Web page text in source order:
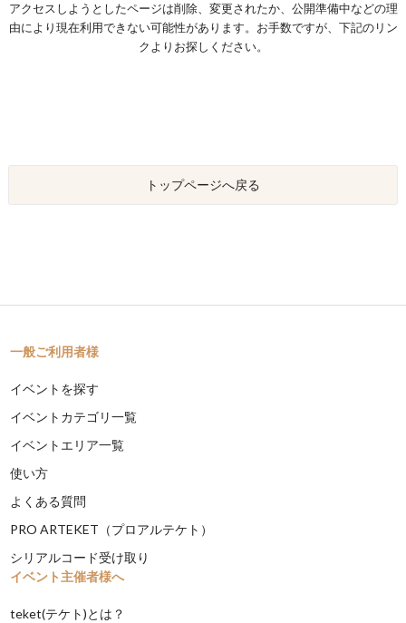
アクセスしようとしたページは削除、変更されたか、公開準備中などの理
由により現在利用できない可能性があります。お手数ですが、下記のリン
クよりお探しください。
トップページへ戻る
一般ご利用者様
イベントを探す
イベントカテゴリ一覧
イベントエリア一覧
使い方
よくある質問
PRO ARTEKET（プロアルテケト）
シリアルコード受け取り
イベント主催者様へ
teket(テケト)とは？